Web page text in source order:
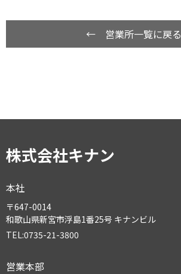
← 営業所一覧に戻る
株式会社キナン
本社
〒647-0014
和歌山県新宮市浮島1番25号 キナンビル
TEL:0735-21-3800
営業本部